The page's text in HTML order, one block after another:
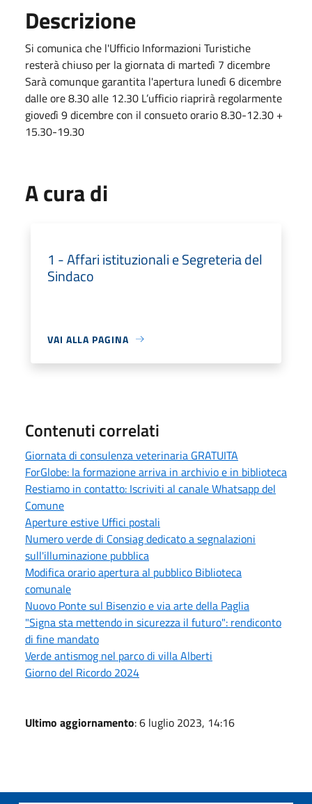
Descrizione
Si comunica che l'Ufficio Informazioni Turistiche
resterà chiuso per la giornata di martedì 7 dicembre
Sarà comunque garantita l'apertura lunedì 6 dicembre
dalle ore 8.30 alle 12.30 L’ufficio riaprirà regolarmente
giovedì 9dicembrecon il consueto orario 8.30-12.30 +
15.30-19.30
A cura di
1 - Affari istituzionali e Segreteria del
Sindaco
VAI ALLA PAGINA
Contenuti correlati
Giornata di consulenza veterinaria GRATUITA
ForGlobe: la formazione arriva in archivio e in biblioteca
Restiamo in contatto: Iscriviti al canale Whatsapp del
Comune
Aperture estive Uffici postali
Numero verde di Consiag dedicato a segnalazioni
sull'illuminazione pubblica
Modifica orario apertura al pubblico Biblioteca
comunale
Nuovo Ponte sul Bisenzio e via arte della Paglia
"Signa sta mettendo in sicurezza il futuro": rendiconto
di fine mandato
Verde antismog nel parco di villa Alberti
Giorno del Ricordo 2024
Ultimo aggiornamento: 6 luglio 2023, 14:16